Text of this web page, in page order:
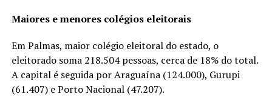
Maiores e menores colégios eleitorais
Em Palmas, maior colégio eleitoral do estado, o
eleitorado soma 218.504 pessoas, cerca de 18% do total.
A capital é seguida por Araguaína (124.000), Gurupi
(61.407) e Porto Nacional (47.207).